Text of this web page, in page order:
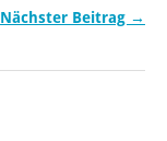
Nächster Beitrag →